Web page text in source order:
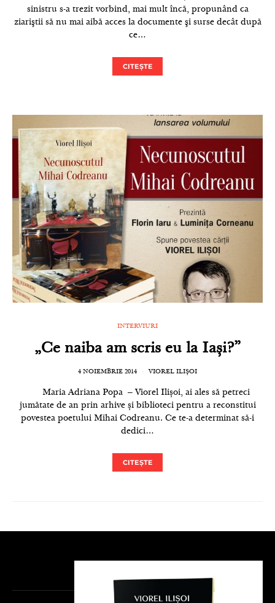
sinistru s-a trezit vorbind, mai mult încă, propunând ca
ziariştii să nu mai aibă acces la documente şi surse decât după
ce…
CITEȘTE
INTERVIURI
„Ce naiba am scris eu la Iași?”
4 NOIEMBRIE 2014 VIOREL ILIȘOI
­ Maria Adriana Popa ‒ Viorel Ilișoi, ai ales să petreci
jumătate de an prin arhive și biblioteci pentru a reconstitui
povestea poetului Mihai Codreanu. Ce te-a determinat să-i
dedici…
CITEȘTE